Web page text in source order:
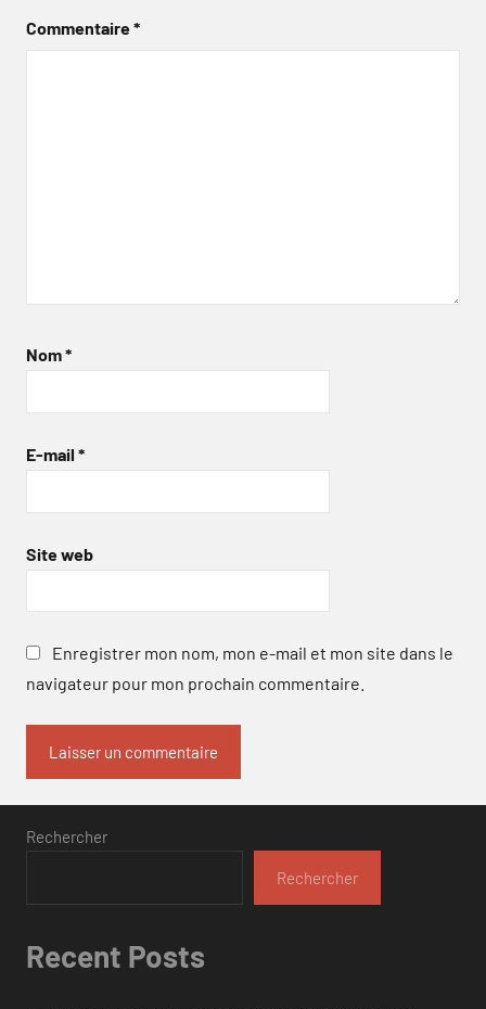
Commentaire*
Nom*
E-mail *
Site web
Enregistrer mon nom, mon e-mail et mon site dans le
navigateur pour mon prochain commentaire.
Rechercher
Rechercher
Recent Posts